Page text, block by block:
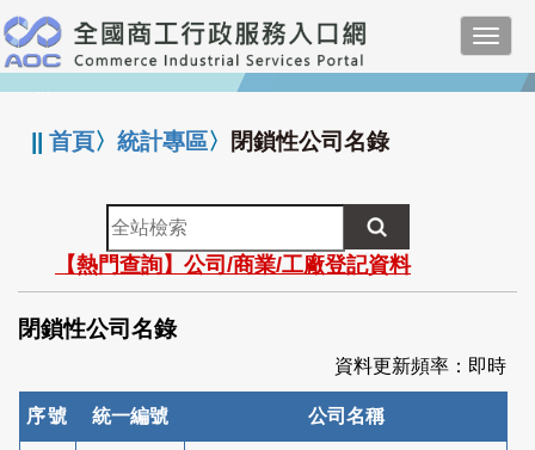
跳
到
主
要
:::
||首頁〉統計專區〉 閉鎖性公司名錄
全
站
檢
索
【熱門查詢】公司/商業/工廠登記資料
閉鎖性公司名錄
資料更新頻率：即時
序號 統一編號 公司名稱